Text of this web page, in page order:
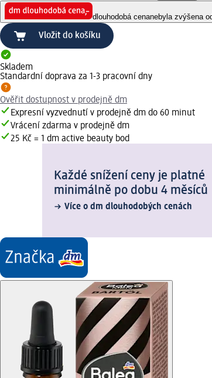
dlouhodobá cenanebyla zvýšena
Vložit do košíku
Skladem
Standardní doprava za 1-3 pracovní dny
Ověřit dostupnost v prodejně dm
Expresní vyzvednutí v prodejně dm do 60 minut
Vrácení zdarma v prodejně dm
25 Kč = 1 dm active beauty bod
Každé snížení ceny je platné
minimálně po dobu 4 měsíců
Více o dm dlouhodobých cenách